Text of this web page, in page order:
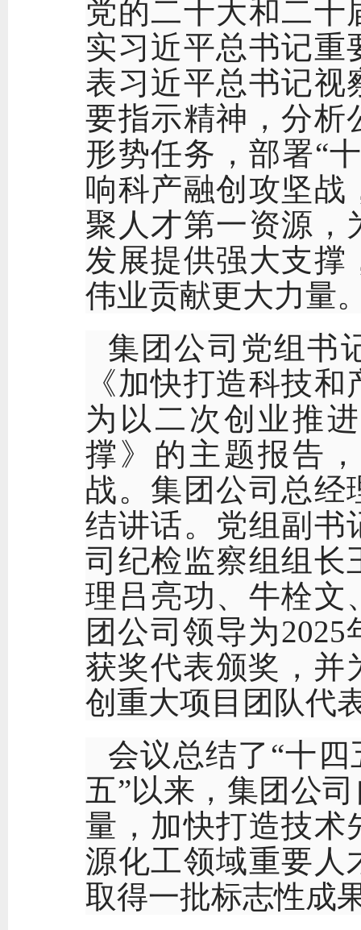
党的二十大和二十
实习近平总书记重
表习近平总书记视
要指示精神，分析
形势任务，部署“
响科产融创攻坚战
聚人才第一资源，
发展提供强大支撑
伟业贡献更大力量
集团公司党组书
《加快打造科技
为以二次创业推
撑》的主题报告
战。集团公司总经
结讲话。党组副书
司纪检监察组组长
理吕亮功、牛栓文
团公司领导为2025
获奖代表颁奖，并
创重大项目团队代
会议总结了 “十
五”以来，集团公
量，加快打造技术
源化工领域重要人
取得一批标志性成